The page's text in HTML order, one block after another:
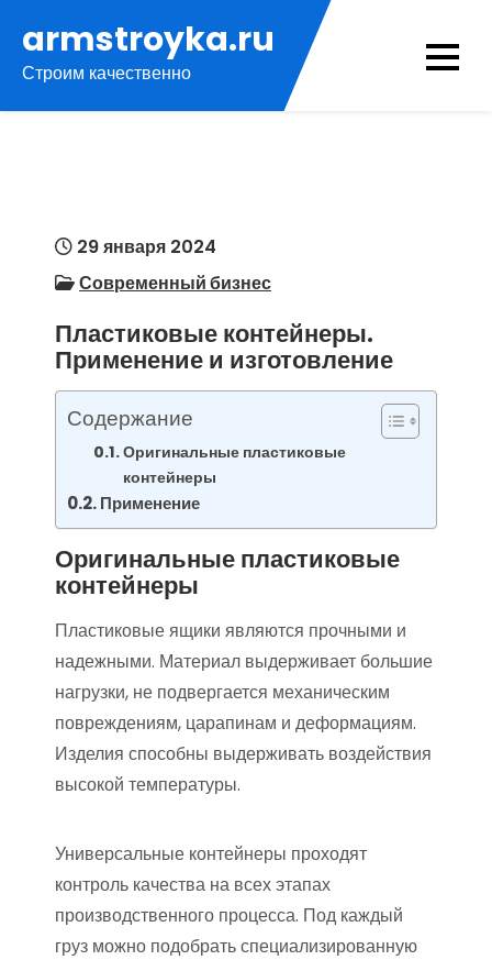
содержимому
armstroyka.ru
Строим качественно
29 января 2024
Современный бизнес
Пластиковые контейнеры.
Применение и изготовление
Содержание
Оригинальные пластиковые
контейнеры
Применение
Оригинальные пластиковые
контейнеры
Пластиковые ящики являются прочными и
надежными. Материал выдерживает большие
нагрузки, не подвергается механическим
повреждениям, царапинам и деформациям.
Изделия способны выдерживать воздействия
высокой температуры.
Универсальные контейнеры проходят
контроль качества на всех этапах
производственного процесса. Под каждый
груз можно подобрать специализированную